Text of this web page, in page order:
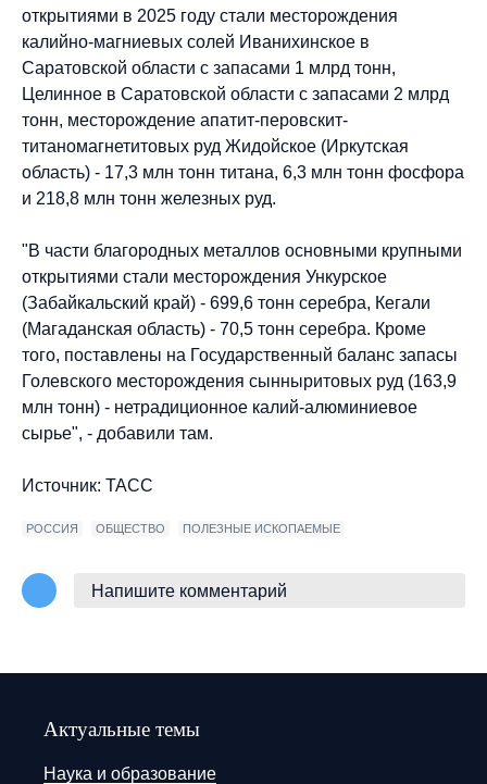
открытиями в 2025 году стали месторождения
калийно-магниевых солей Иванихинское в
Саратовской области с запасами 1 млрд тонн,
Целинное в Саратовской области с запасами 2 млрд
тонн, месторождение апатит-перовскит-
титаномагнетитовых руд Жидойское (Иркутская
область) - 17,3 млн тонн титана, 6,3 млн тонн фосфора
и 218,8 млн тонн железных руд.
"В части благородных металлов основными крупными
открытиями стали месторождения Ункурское
(Забайкальский край) - 699,6 тонн серебра, Кегали
(Магаданская область) - 70,5 тонн серебра. Кроме
того, поставлены на Государственный баланс запасы
Голевского месторождения сынныритовых руд (163,9
млн тонн) - нетрадиционное калий-алюминиевое
сырье", - добавили там.
Источник: ТАСС
РОССИЯ ОБЩЕСТВО ПОЛЕЗНЫЕ ИСКОПАЕМЫЕ
Напишите комментарий
Актуальные темы
Наука и образование